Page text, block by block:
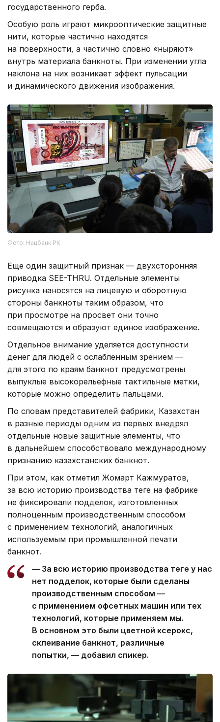
государственного герба.
Особую роль играют микрооптические защитные
нити, которые частично находятся
на поверхности, а частично словно «ныряют»
внутрь материала банкноты. При изменении угла
наклона на них возникает эффект пульсации
и динамического движения изображения.
Фото: Нацбанк РК
Еще один защитный признак — двухсторонняя
приводка SEE-THRU. Отдельные элементы
рисунка наносятся на лицевую и оборотную
стороны банкноты таким образом, что
при просмотре на просвет они точно
совмещаются и образуют единое изображение.
Отдельное внимание уделяется доступности
денег для людей с ослабленным зрением —
для этого по краям банкнот предусмотрены
выпуклые высокорельефные тактильные метки,
которые можно определить пальцами.
По словам представителей фабрики, Казахстан
в разные периоды одним из первых внедрял
отдельные новые защитные элементы, что
в дальнейшем способствовало международному
признанию казахстанских банкнот.
При этом, как отметил Жомарт Кажмуратов,
за всю историю производства теңге на фабрике
не фиксировали подделок, изготовленных
полноценным производственным способом
с применением технологий, аналогичных
используемым при промышленной печати
банкнот.
— За всю историю производства теңге у нас
нет подделок, которые были сделаны
производственным способом —
с применением офсетных машин или тех
технологий, которые применяем мы.
В основном это были цветной ксерокс,
склеивание банкнот, различные
попытки, — добавил спикер.